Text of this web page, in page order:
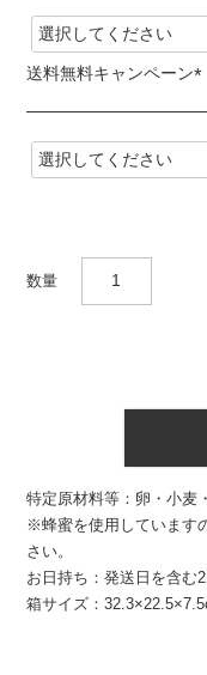
送料無料キャンペーン
(
特定原材料等：卵・小麦
※蜂蜜を使用しています
さい。
お日持ち：発送日を含む
箱サイズ：